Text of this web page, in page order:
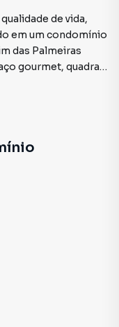
de vida,
em um condomínio
das Palmeiras
gourmet, quadra
do bairro
o que procurava
telefone (33)